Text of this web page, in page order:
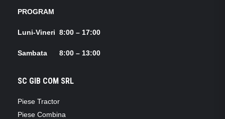
PROGRAM
Luni-Vineri 8:00 – 17:00
Sambata 8:00 – 13:00
SC GIB COM SRL
Piese Tractor
Piese Combina